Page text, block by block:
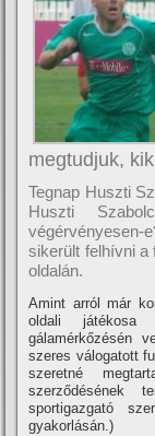
megtudjuk,
Tegnap Huszti
Huszti
végérvényesen-
sikerült felhí­vni a
oldalán.
Amint arról már
oldali játékosa
gálamérkőzésén
szeres válogatott
szeretné
szerződésének
sportigazgató
gyakorlásán.)